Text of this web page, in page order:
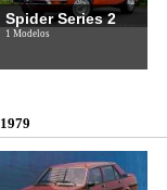
Spider Series 2
1 Modelos
1979